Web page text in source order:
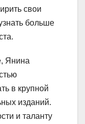
свои
больше
Янина
в крупной
изданий.
и таланту